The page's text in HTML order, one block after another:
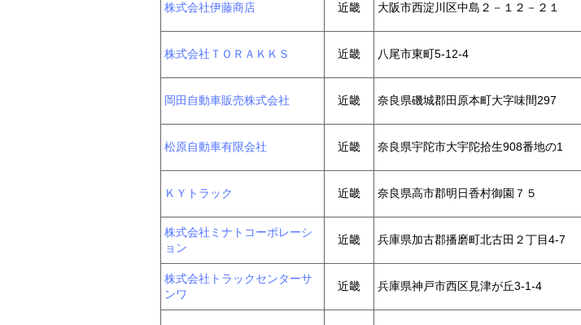
株式会社伊藤商店 近畿 大阪市西淀川区中島２－１２－２１
株式会社ＴＯＲＡＫＫＳ 近畿 八尾市東町5-12-4
岡田自動車販売株式会社 近畿 奈良県磯城郡田原本町大字味間297
松原自動車有限会社 近畿 奈良県宇陀市大宇陀拾生908番地の1
ＫＹトラック 近畿 奈良県高市郡明日香村御園７５
株式会社ミナトコーポレーシ
ョン
近畿 兵庫県加古郡播磨町北古田２丁目4-7
株式会社トラックセンターサ
ンワ
近畿 兵庫県神戸市西区見津が丘3-1-4